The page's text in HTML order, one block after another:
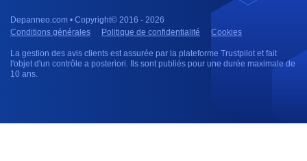
Depanneo.com • Copyright© 2016 - 2026
Conditions générales
Politique de confidentialité Cookies
La gestion des avis clients est assurée par la plateforme Trustpilot et fait
l'objet d'un contrôle a posteriori. Ils sont publiés pour une durée maximale de
10 ans.